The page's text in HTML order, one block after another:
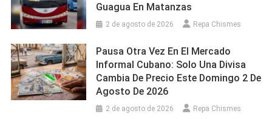
Guagua En Matanzas
2 de agosto de 2026 Repa Chismes
Pausa Otra Vez En El Mercado
Informal Cubano: Solo Una Divisa
Cambia De Precio Este Domingo 2 De
Agosto De 2026
2 de agosto de 2026 Repa Chismes